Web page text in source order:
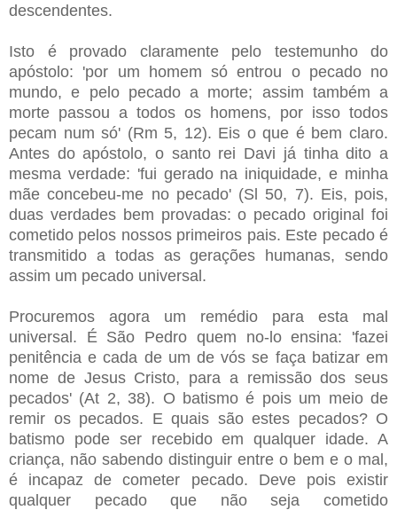
descendentes.
Isto é provado claramente pelo testemunho do
apóstolo: 'por um homem só entrou o pecado no
mundo, e pelo pecado a morte; assim também a
morte passou a todos os homens, por isso todos
pecam num só' (Rm 5, 12). Eis o que é bem claro.
Antes do apóstolo, o santo rei Davi já tinha dito a
mesma verdade: 'fui gerado na iniquidade, e minha
mãe concebeu-me no pecado' (Sl 50, 7). Eis, pois,
duas verdades bem provadas: o pecado original foi
cometido pelos nossos primeiros pais. Este pecado é
transmitido a todas as gerações humanas, sendo
assim um pecado universal.
Procuremos agora um remédio para esta mal
universal. É São Pedro quem no-lo ensina: 'fazei
penitência e cada de um de vós se faça batizar em
nome de Jesus Cristo, para a remissão dos seus
pecados' (At 2, 38). O batismo é pois um meio de
remir os pecados. E quais são estes pecados? O
batismo pode ser recebido em qualquer idade. A
criança, não sabendo distinguir entre o bem e o mal,
é incapaz de cometer pecado. Deve pois existir
qualquer pecado que não seja cometido